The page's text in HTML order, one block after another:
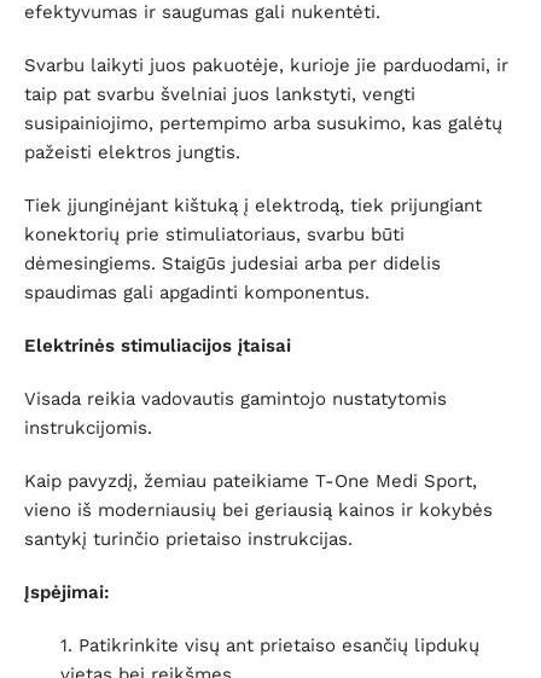
efektyvumas ir saugumas gali nukentėti.
Svarbu laikyti juos pakuotėje, kurioje jie parduodami, ir
taip pat svarbu švelniai juos lankstyti, vengti
susipainiojimo, pertempimo arba susukimo, kas galėtų
pažeisti elektros jungtis.
Tiek įjunginėjant kištuką į elektrodą, tiek prijungiant
konektorių prie stimuliatoriaus, svarbu būti
dėmesingiems. Staigūs judesiai arba per didelis
spaudimas gali apgadinti komponentus.
Elektrinės stimuliacijos įtaisai
Visada reikia vadovautis gamintojo nustatytomis
instrukcijomis.
Kaip pavyzdį, žemiau pateikiame T-One Medi Sport,
vieno iš moderniausių bei geriausią kainos ir kokybės
santykį turinčio prietaiso instrukcijas.
Įspėjimai:
1. Patikrinkite visų ant prietaiso esančių lipdukų